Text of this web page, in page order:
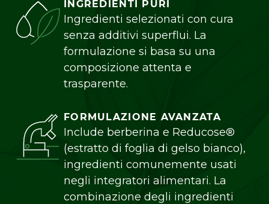
INGREDIENTI PURI
Ingredienti selezionati con cura
senza additivi superflui. La
formulazione si basa su una
composizione attenta e
trasparente.
FORMULAZIONE AVANZATA
Include berberina e Reducose®
(estratto di foglia di gelso bianco),
ingredienti comunemente usati
negli integratori alimentari. La
combinazione degli ingredienti